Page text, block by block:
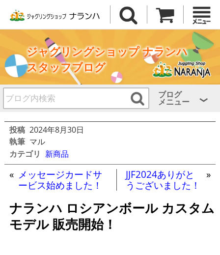
ジャグリングショップ ナランハ
スタッフブログ
ブログ
メニュー
投稿 2024年8月30日
執筆 マル
カテゴリ 新商品
« メッセージカードサ
ービス始めました！
JJF2024ありがと
うございました！
»
ナランハ ロシアンボール カスタム
モデル 販売開始！